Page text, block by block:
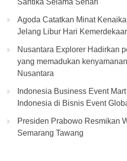
Agoda Catatkan Minat
Jelang Libur Hari
Nusantara Explorer Hadirkan
yang memadukan
Nusantara
Indonesia Business Event
Indonesia di Bisnis Event
Presiden Prabowo Resmikan
Semarang Tawang